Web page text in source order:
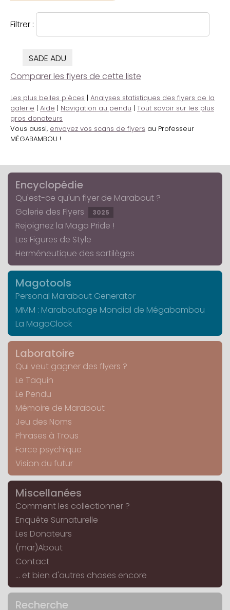
Filtrer :
SADE ADU
Comparer les flyers de cette liste
Les plus belles pièces | Analyses statistiques des flyers de la
galerie | Aide | Navigation au pendu | Tout savoir sur les plus
gros donateurs
Vous aussi, envoyez vos scans de flyers au Professeur
MÉGABAMBOU !
Encyclopédie
Qu'est-ce qu'un flyer de Marabout ?
Galerie des Flyers
3025
Rejoignez la Mago Pride !
Les Figures de Style
Herméneutique des sortilèges
Magotools
Personal Marabout Generator
MMM : Maraboutage Mondial de Mégabambou
La MagoClock
Laboratoire
Qui veut gagner des flyers ?
Le Taquin
Le Pendu
Mémoire de Marabout
Jeu des Noms
Phrases à Trous
Force psychique
Vision du futur
Miscellanées
Comment les collectionner ?
Enquête Surnaturelle
Les Donateurs
(mar)About
Contact
... et bien d'autres choses encore
Recherche